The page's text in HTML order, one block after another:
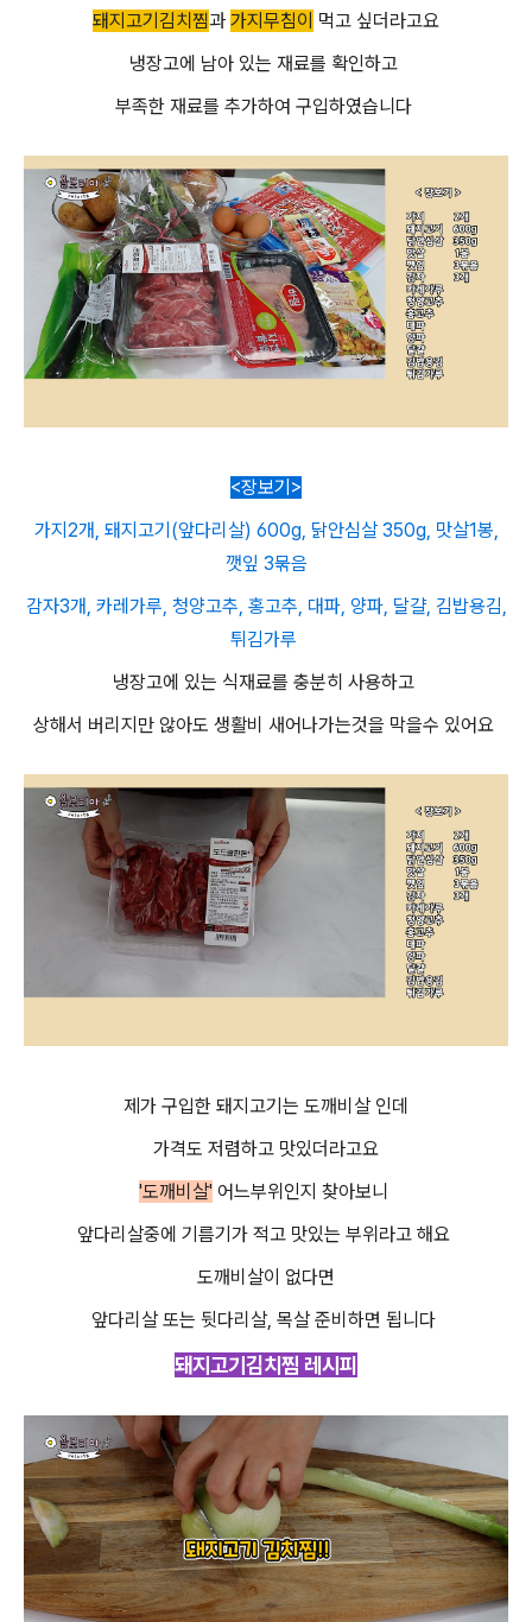
돼지고기김치찜과 가지무침이 먹고 싶더라고요
냉장고에 남아 있는 재료를 확인하고
부족한 재료를 추가하여 구입하였습니다
<장보기>
가지2개, 돼지고기(앞다리살) 600g, 닭안심살 350g, 맛살1봉,
깻잎 3묶음
감자3개, 카레가루, 청양고추, 홍고추, 대파, 양파, 달걀, 김밥용김,
튀김가루
냉장고에 있는 식재료를 충분히 사용하고
상해서 버리지만 않아도 생활비 새어나가는것을 막을수 있어요
제가 구입한 돼지고기는 도깨비살 인데
가격도 저렴하고 맛있더라고요
'도깨비살' 어느부위인지 찾아보니
앞다리살중에 기름기가 적고 맛있는 부위라고 해요
도깨비살이 없다면
앞다리살 또는 뒷다리살, 목살 준비하면 됩니다
돼지고기김치찜 레시피